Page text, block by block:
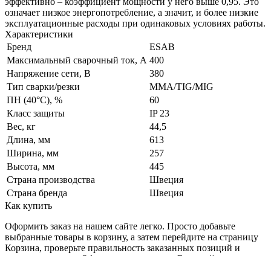
означает низкое энергопотребление, а значит, и более низкие
эксплуатационные расходы при одинаковых условиях работы.
Характеристики
Бренд
ESAB
Максимальный сварочный ток, А 400
Напряжение сети, В
380
Тип сварки/резки
MMA/TIG/MIG
ПН (40°C), %
60
Класс защиты
IP 23
Вес, кг
44,5
Длина, мм
613
Ширина, мм
257
Высота, мм
445
Страна производства
Швеция
Страна бренда
Швеция
Как купить
Оформить заказ на нашем сайте легко. Просто добавьте
выбранные товары в корзину, а затем перейдите на страницу
Корзина, проверьте правильность заказанных позиций и